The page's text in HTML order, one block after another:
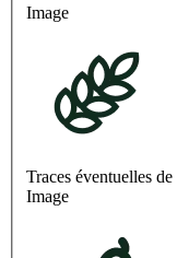
Image
Traces éventuelles
Image